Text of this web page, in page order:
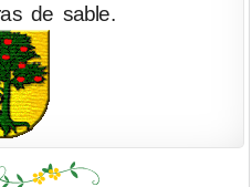
de sable.